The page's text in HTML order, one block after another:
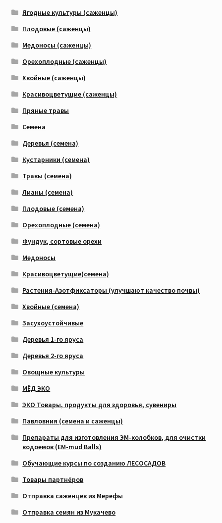
Ягодные культуры (саженцы)
Плодовые (саженцы)
Медоносы (саженцы)
Орехоплодные (саженцы)
Хвойные (саженцы)
Красивоцветущие (саженцы)
Пряные травы
Семена
Деревья (семена)
Кустарники (семена)
Травы (семена)
Лианы (семена)
Плодовые (семена)
Орехоплодные (семена)
Фундук, сортовые орехи
Медоносы
Красивоцветущие(семена)
Растения-Азотфиксаторы (улучшают качество почвы)
Хвойные (семена)
Засухоустойчивые
Деревья 1-го яруса
Деревья 2-го яруса
Овощные культуры
МЁД ЭКО
ЭКО Товары, продукты для здоровья, сувениры
Павловния (семена и саженцы)
Препараты для изготовления ЭМ-колобков, для очистки
водоемов (EM-mud Balls)
Обучающие курсы по созданию ЛЕСОСАДОВ
Товары партнёров
Отправка саженцев из Мерефы
Отправка семян из Мукачево